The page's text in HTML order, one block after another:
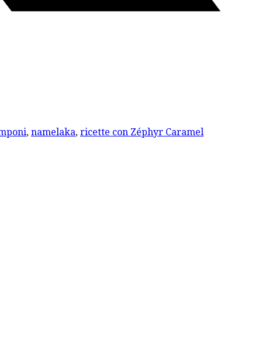
, namelaka, ricette con Zéphyr Caramel